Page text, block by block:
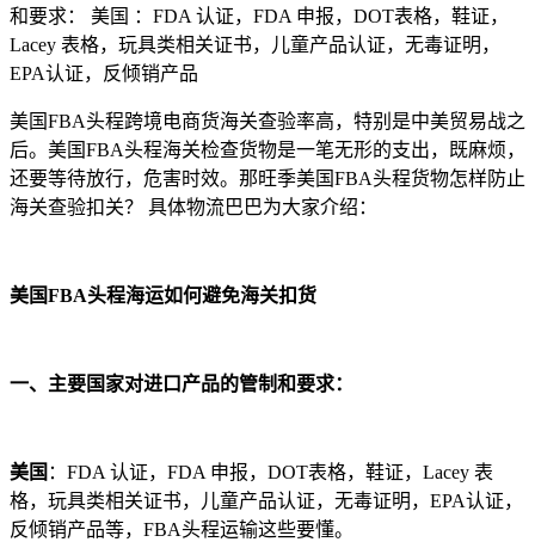
和要求： 美国 ：FDA 认证，FDA 申报，DOT表格，鞋证，
Lacey 表格，玩具类相关证书，儿童产品认证，无毒证明，
EPA认证，反倾销产品
美国FBA头程跨境电商货海关查验率高，特别是中美贸易战之
后。美国FBA头程海关检查货物是一笔无形的支出，既麻烦，
还要等待放行，危害时效。那旺季美国FBA头程货物怎样防止
海关查验扣关？ 具体物流巴巴为大家介绍：
美国FBA头程海运如何避免海关扣货
一、主要国家对进口产品的管制和要求：
美国 ：FDA 认证，FDA 申报，DOT表格，鞋证，Lacey 表
格，玩具类相关证书，儿童产品认证，无毒证明，EPA认证，
反倾销产品等，FBA头程运输这些要懂。